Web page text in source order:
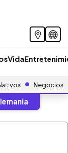
Vida
Negocios